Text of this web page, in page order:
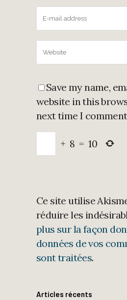
Save my name,
website in this
next time I
+ 8 = 10
Ce site utilise
réduire les
plus sur la façon
données de vos
sont traitées.
Articles récents